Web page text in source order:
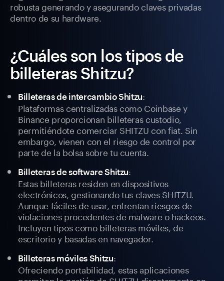
robusta generando y asegurando claves privadas
dentro de su hardware.
¿Cuáles son los tipos de
billeteras Shitzu?
Billeteras de intercambio Shitzu:
Plataformas centralizadas como Coinbase y
Binance proporcionan billeteras custodio,
permitiéndote comerciar SHITZU con fiat. Sin
embargo, vienen con el riesgo de control por
parte de la bolsa sobre tu cuenta.
Billeteras de software Shitzu:
Estas billeteras residen en dispositivos
electrónicos, gestionando tus claves SHITZU.
Aunque fáciles de usar, enfrentan riesgos de
violaciones procedentes de malware o hackeos.
Incluyen tipos como billeteras móviles, de
escritorio y basadas en navegador.
Billeteras móviles Shitzu:
Ofreciendo portabilidad, estas aplicaciones